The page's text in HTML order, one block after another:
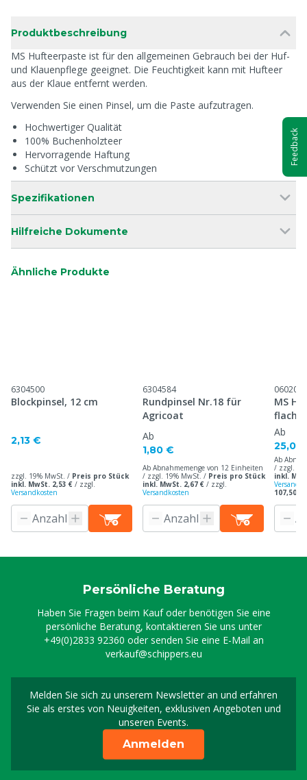
Produktbeschreibung
MS Hufteerpaste ist für den allgemeinen Gebrauch bei der Huf-
und Klauenpflege geeignet. Die Feuchtigkeit kann mit Hufteer
aus der Klaue entfernt werden.
Verwenden Sie einen Pinsel, um die Paste aufzutragen.
Hochwertiger Qualität
100% Buchenholzteer
Hervorragende Haftung
Schützt vor Verschmutzungen
Spezifikationen
Hilfreiche Dokumente
Ähnliche Produkte
6304500
Blockpinsel, 12 cm
2,13 €
zzgl. 19% MwSt. / Preis pro Stück
inkl. MwSt. 2,53 € / zzgl.
Versandkosten
6304584
Rundpinsel Nr.18 für
Agricoat
Ab
1,80 €
Ab Abnahmemenge von 12 Einheiten
/ zzgl. 19% MwSt. / Preis pro Stück
inkl. MwSt. 2,67 € / zzgl.
Versandkosten
0602015
MS
Ab
25,00
Ab
/ zzgl.
inkl.
107,50
Persönliche Beratung
Haben Sie Fragen beim Kauf oder benötigen Sie eine
persönliche Beratung, kontaktieren Sie uns unter
+49(0)2833 92360 oder senden Sie eine E-Mail an
verkauf@schippers.eu
Melden Sie sich zu unserem Newsletter an und erfahren
Sie als erstes von Neuigkeiten, exklusiven Angeboten und
unseren Events.
Melden Sie sich für
Anmelden
Feedback